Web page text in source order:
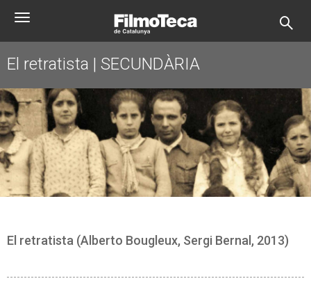
Toggle
El retratista | SECUNDÀRIA
El retratista (Alberto Bougleux, Sergi Bernal, 2013)